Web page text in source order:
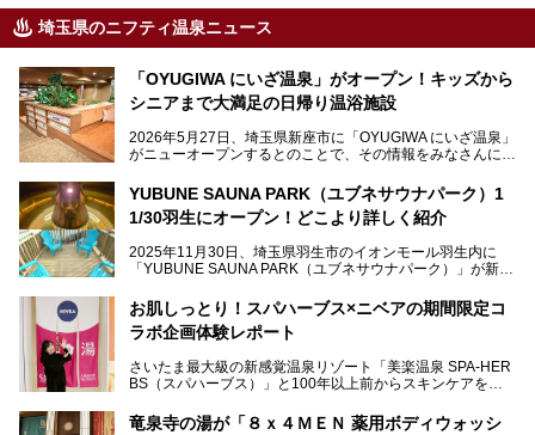
埼玉県のニフティ温泉ニュース
「OYUGIWA にいざ温泉」がオープン！キッズから
シニアまで大満足の日帰り温浴施設
2026年5月27日、埼玉県新座市に「OYUGIWA にいざ温泉」
がニューオープンするとのことで、その情報をみなさんにい
メインとなる黒湯の天然温泉や本格的なサウナをはじめ、4
種類のリラックスルームやお食事処、他施設とは一線を画す
てきました！
YUBUNE SAUNA PARK（ユブネサウナパーク）1
1/30羽生にオープン！どこより詳しく紹介
2025年11月30日、埼玉県羽生市のイオンモール羽生内に
「YUBUNE SAUNA PARK（ユブネサウナパーク）」が新規
今年の4月1日から楽久屋グループの一員となった「湯舞音
（ユブネ）」が新ブランド「YUBUNE SAUNA PARK」を立
湯舞音らしいサウナにこだわった遊び心満点の"銭湯×屋外サ
ウナ"施設で、男女別のお風呂のほか、水着やサウナ着で楽
ど、ユニークなポイントがいっぱい！
お肌しっとり！スパハーブス×ニベアの期間限定コ
ラボ企画体験レポート
さいたま最大級の新感覚温泉リゾート「美楽温泉 SPA-HER
BS（スパハーブス）」と100年以上前からスキンケアを考
読者モデルやインスタグラマーとして活躍している、美容＆
竜泉寺の湯が「８ｘ４ＭＥＮ 薬用ボディウォッシ